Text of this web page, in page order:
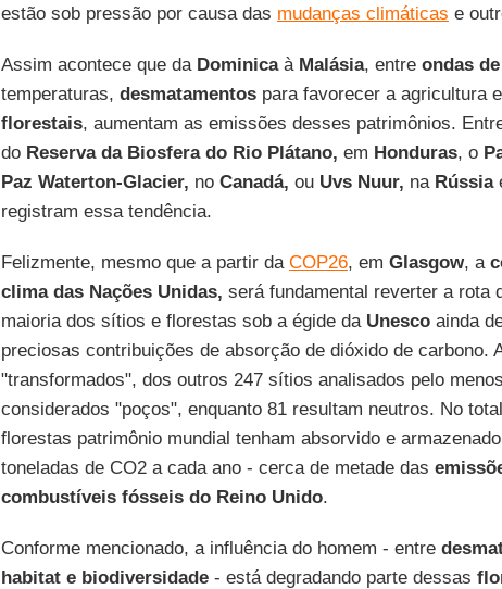
estão sob pressão por causa das mudanças climáticas e
Assim acontece que da Dominicaà Malásia, entre ondas
temperaturas, desmatamentospara favorecer a agricultura
florestais, aumentam as emissões desses patrimônios.
do Reserva da Biosfera do Rio Plátano, em Honduras, o
Paz Waterton-Glacier, no Canadá, ou Uvs Nuur, na Rússia
registram essa tendência.
Felizmente, mesmo que a partir da COP26, em Glasgow, a
clima das Nações Unidas, será fundamental reverter a rota
maioria dos sítios e florestas sob a égide da Unescoainda
preciosas contribuições de absorção de dióxido de carbono.
"transformados", dos outros 247 sítios analisados pelo
considerados "poços", enquanto 81 resultam neutros. No
florestas patrimônio mundial tenham absorvido e
toneladas de CO2 a cada ano - cerca de metade das
combustíveis fósseis do Reino Unido.
Conforme mencionado, a influência do homem - entre
habitat e biodiversidade- está degradando parte dessas